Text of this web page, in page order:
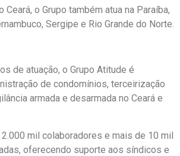
Ceará, o Grupo também atua na Paraíba,
Sergipe e Rio Grande do Norte.
de atuação, o Grupo Atitude é
de condomínios, terceirização
armada e desarmada no Ceará e
mil colaboradores e mais de 10 mil
oferecendo suporte aos síndicos e